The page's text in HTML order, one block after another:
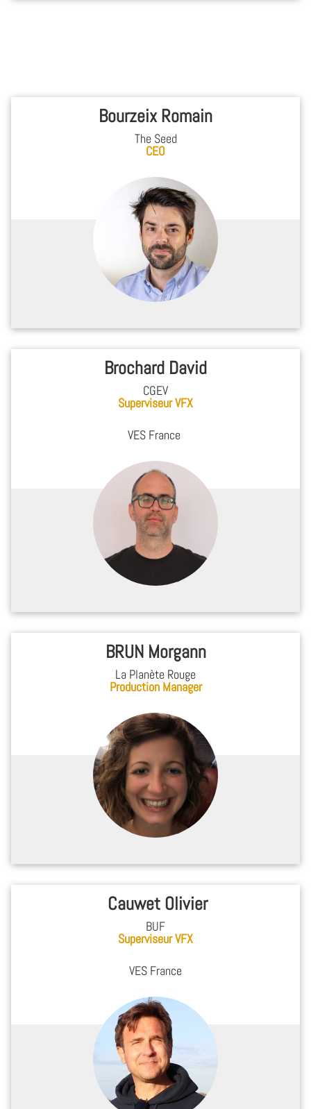
Bourzeix Romain
The Seed
CEO
Brochard David
CGEV
Superviseur VFX
VES France
BRUN Morgann
La Planète Rouge
Production Manager
Cauwet Olivier
BUF
Superviseur VFX
VES France